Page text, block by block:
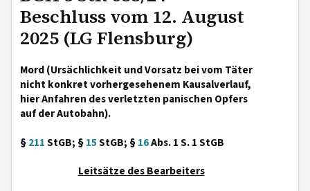
Beschluss vom 12. August
2025 (LG Flensburg)
Mord (Ursächlichkeit und Vorsatz bei vom Täter
nicht konkret vorhergesehenem Kausalverlauf,
hier Anfahren des verletzten panischen Opfers
auf der Autobahn).
§211StGB; §15StGB; §16Abs. 1 S. 1 StGB
Leitsätze des Bearbeiters